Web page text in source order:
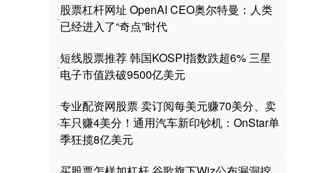
·
股票杠杆网址 OpenAI CEO奥尔特曼：人类
已经进入了“奇点”时代
·
短线股票推荐 韩国KOSPI指数跌超6% 三星
电子市值跌破9500亿美元
·
专业配资网股票 卖订阅每美元赚70美分、卖
车只赚4美分！通用汽车新印钞机：OnStar单
季狂揽8亿美元